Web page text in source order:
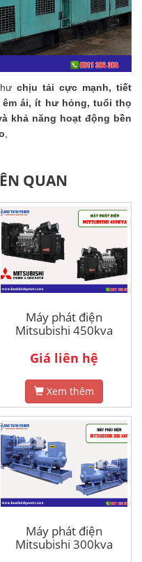
chịu tải cực mạnh, tiết
ái, ít hư hỏng, tuổi thọ
khả năng hoạt động bền
,
QUAN
Máy phát điện
Mitsubishi 450kva
Giá liên hệ
Xem thêm
Máy phát điện
Mitsubishi 300kva